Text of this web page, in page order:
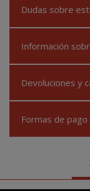
Dudas sobre
Información
Devoluciones y
Formas de pago